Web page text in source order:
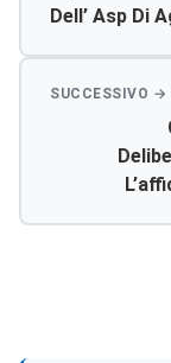
Dell’ Asp Di
Poliambulatorio Di